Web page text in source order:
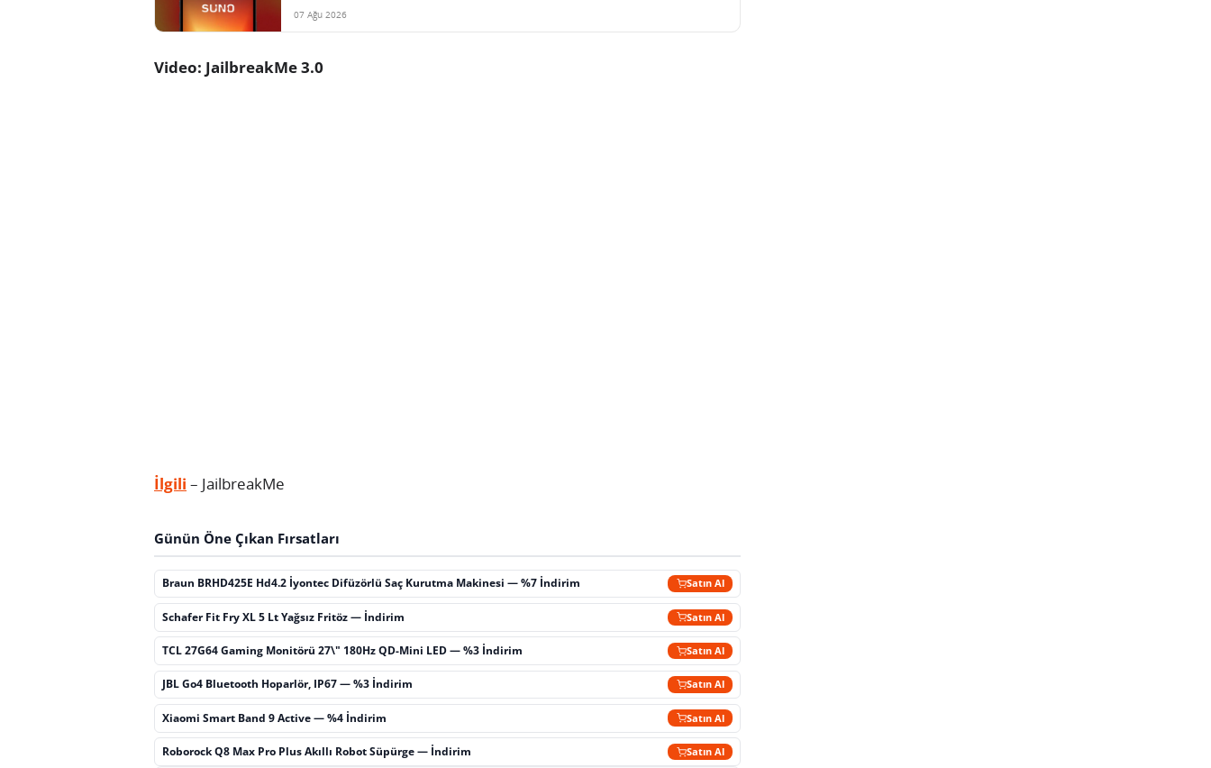
07 Ağu 2026
Video: JailbreakMe 3.0
İlgili – JailbreakMe
Günün Öne Çıkan Fırsatları
Braun BRHD425E Hd4.2 İyontec Difüzörlü Saç Kurutma Makinesi — %7 İndirim Satın Al
Schafer Fit Fry XL 5 Lt Yağsız Fritöz — İndirim Satın Al
TCL 27G64 Gaming Monitörü 27\" 180Hz QD-Mini LED — %3 İndirim Satın Al
JBL Go4 Bluetooth Hoparlör, IP67 — %3 İndirim Satın Al
Xiaomi Smart Band 9 Active — %4 İndirim Satın Al
Roborock Q8 Max Pro Plus Akıllı Robot Süpürge — İndirim Satın Al